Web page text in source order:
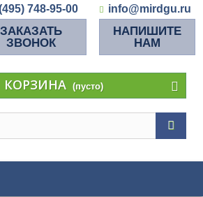
748-95-00 info@mirdgu.ru
ЗАКАЗАТЬ
ЗВОНОК
НАПИШИТЕ
НАМ
КОРЗИНА (пусто)